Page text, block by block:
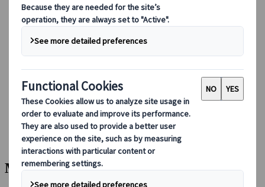
Alla scoperta del Giappone in treno
Domande frequenti
Informazioni essenziali
Regole di etichetta
Guidare in Giappone
Prenotare con noi
Japan Rail Pass
Strutture ricettive
Consulenza online
Japanspecialist
Destinazioni
Tutte le destinazioni
Monte Fuji
Monte Fuji